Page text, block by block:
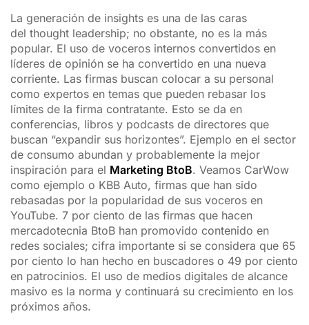
La generación de insights es una de las caras
del thought leadership; no obstante, no es la más
popular. El uso de voceros internos convertidos en
líderes de opinión se ha convertido en una nueva
corriente. Las firmas buscan colocar a su personal
como expertos en temas que pueden rebasar los
límites de la firma contratante. Esto se da en
conferencias, libros y podcasts de directores que
buscan “expandir sus horizontes”. Ejemplo en el sector
de consumo abundan y probablemente la mejor
inspiración para el Marketing BtoB. Veamos CarWow
como ejemplo o KBB Auto, firmas que han sido
rebasadas por la popularidad de sus voceros en
YouTube. 7 por ciento de las firmas que hacen
mercadotecnia BtoB han promovido contenido en
redes sociales; cifra importante si se considera que 65
por ciento lo han hecho en buscadores o 49 por ciento
en patrocinios. El uso de medios digitales de alcance
masivo es la norma y continuará su crecimiento en los
próximos años.